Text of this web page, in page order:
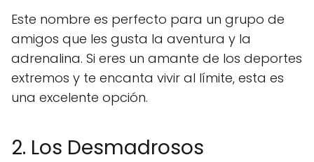
Este nombre es perfecto para un grupo de
amigos que les gusta la aventura y la
adrenalina. Si eres un amante de los deportes
extremos y te encanta vivir al límite, esta es
una excelente opción.
2. Los Desmadrosos